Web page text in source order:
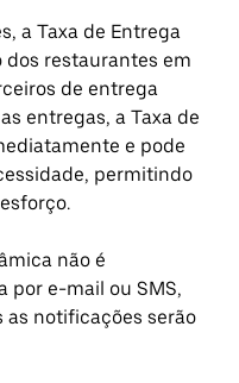
a Taxa de Entrega
restaurantes em
de entrega
entregas, a Taxa de
e pode
permitindo
não é
por e-mail ou SMS,
as notificações serão